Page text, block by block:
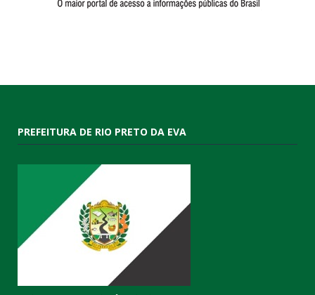
PREFEITURA DE RIO PRETO DA EVA